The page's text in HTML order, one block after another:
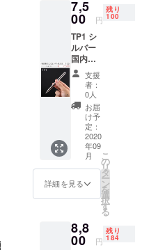
密技術とす
ばらしい技
能を凝縮し
ます。
7,5
00 円
残り
100
TP1 シ
ルバー
国内送
料/税込
み 支援
者：
0人
お届
け予
定：
2020
年09
月
詳細を見る
こ
の
リ
タ
ー
ン
を
選
択
す
る
8,8
00 円
残り
184